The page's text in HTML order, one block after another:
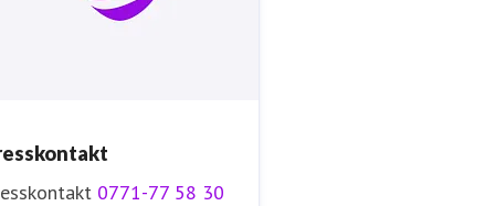
0771-77 58 30